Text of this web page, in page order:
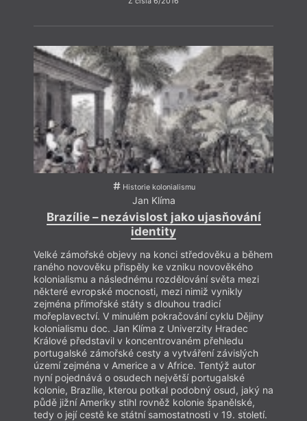
Historie kolonialismu
Jan Klíma
Brazílie – nezávislost jako ujasňování
identity
Velké zámořské objevy na konci středověku a během
raného novověku přispěly ke vzniku novověkého
kolonialismu a následnému rozdělování světa mezi
některé evropské mocnosti, mezi nimiž vynikly
zejména přímořské státy s dlouhou tradicí
mořeplavectví. V minulém pokračování cyklu Dějiny
kolonialismu doc. Jan Klíma z Univerzity Hradec
Králové představil v koncentrovaném přehledu
portugalské zámořské cesty a vytváření závislých
území zejména v Americe a v Africe. Tentýž autor
nyní pojednává o osudech největší portugalské
kolonie, Brazílie, kterou potkal podobný osud, jaký na
půdě jižní Ameriky stihl rovněž kolonie španělské,
tedy o její cestě ke státní samostatnosti v 19. století.